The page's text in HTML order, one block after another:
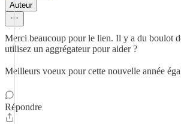
Auteur
Merci beaucoup pour le lien. Il y a du boulot
utilisez un aggrégateur pour aider ?
Meilleurs voeux pour cette nouvelle année
Répondre